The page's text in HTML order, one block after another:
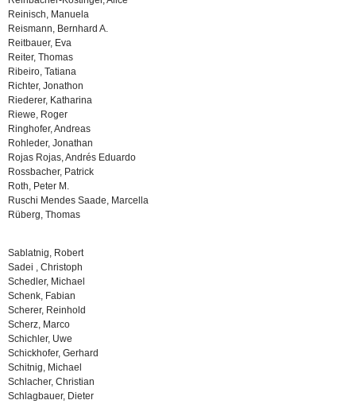
Reinisch, Manuela
Reismann, Bernhard A.
Reitbauer, Eva
Reiter, Thomas
Ribeiro, Tatiana
Richter, Jonathon
Riederer, Katharina
Riewe, Roger
Ringhofer, Andreas
Rohleder, Jonathan
Rojas Rojas, Andrés Eduardo
Rossbacher, Patrick
Roth, Peter M.
Ruschi Mendes Saade, Marcella
Rüberg, Thomas
Sablatnig, Robert
Sadei , Christoph
Schedler, Michael
Schenk, Fabian
Scherer, Reinhold
Scherz, Marco
Schichler, Uwe
Schickhofer, Gerhard
Schitnig, Michael
Schlacher, Christian
Schlagbauer, Dieter